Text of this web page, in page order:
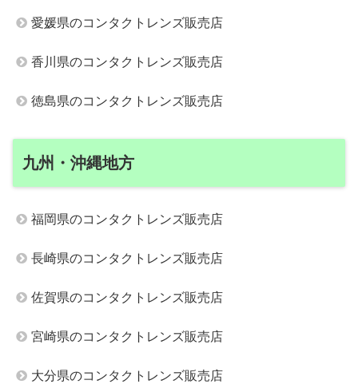
愛媛県のコンタクトレンズ販売店
香川県のコンタクトレンズ販売店
徳島県のコンタクトレンズ販売店
九州・沖縄地方
福岡県のコンタクトレンズ販売店
長崎県のコンタクトレンズ販売店
佐賀県のコンタクトレンズ販売店
宮崎県のコンタクトレンズ販売店
大分県のコンタクトレンズ販売店